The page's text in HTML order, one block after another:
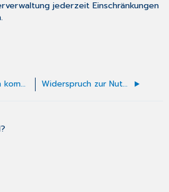
jederzeit Einschränkungen
Welche Kosten kommen bzgl. der ePA auf mich zu? Widerspruch zur Nutzung der ePA-Akte (Lesen und Schreiben)